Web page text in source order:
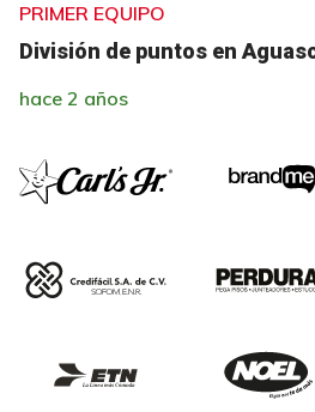
PRIMER EQUIPO
División de puntos en
hace 2 años